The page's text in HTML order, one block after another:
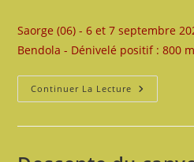
Saorge (06) - 6 et 7 septembre
Bendola - Dénivelé positif : 800
Continuer La Lecture Saorge
–